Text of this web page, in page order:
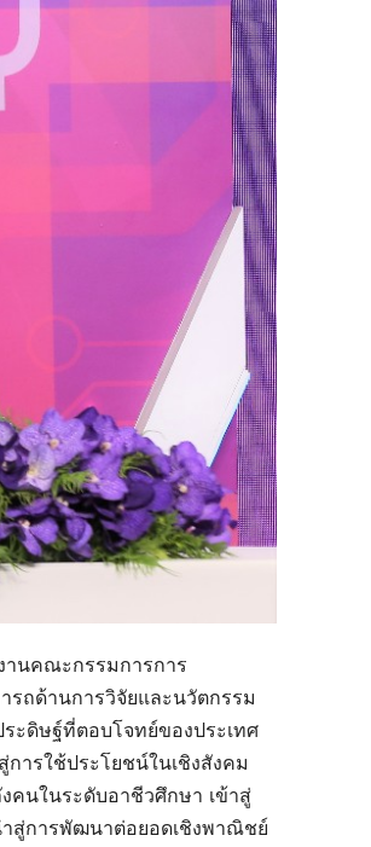
านคณะกรรมการการ
ถด้านการวิจัยและนวัตกรรม
ะดิษฐ์ที่ตอบโจทย์ของประเทศ
ารใช้ประโยชน์ในเชิงสังคม
คนในระดับอาชีวศึกษา เข้าสู่
สู่การพัฒนาต่อยอดเชิงพาณิชย์